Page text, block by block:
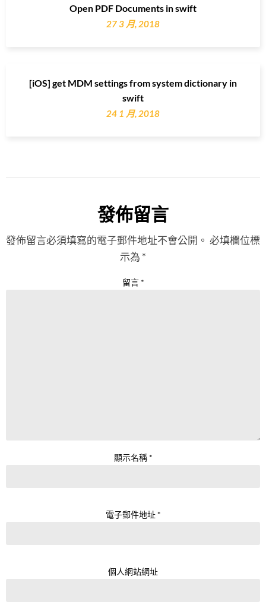
Open PDF Documents in swift
27 3 月, 2018
[iOS] get MDM settings from system dictionary in
swift
24 1 月, 2018
發佈留言
發佈留言必須填寫的電子郵件地址不會公開。 必填欄位標
示為 *
留言 *
顯示名稱 *
電子郵件地址 *
個人網站網址